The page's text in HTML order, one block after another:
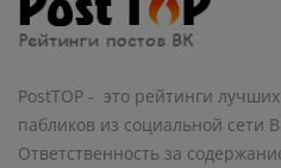
PostTOP - это рейтинги
пабликов из социальной сети
Ответственность за